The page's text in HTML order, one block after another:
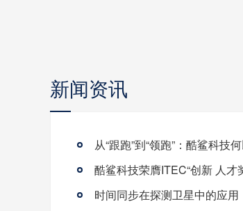
新闻资讯
时间同步在探测卫星中的应用